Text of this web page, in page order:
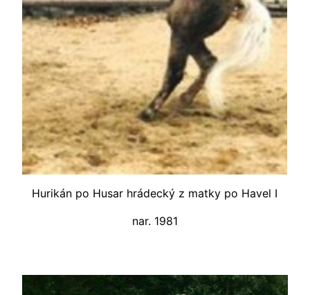
Hurikán po Husar hrádecký z matky po Havel I
nar. 1981